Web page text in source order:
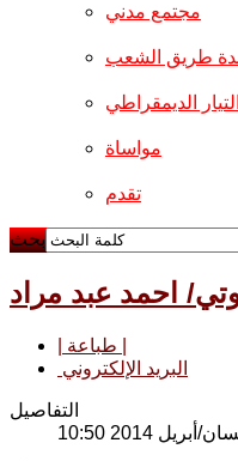
مجتمع مدني
طريق الشعب
التيار الديمقراطي
مواساة
تقدم
بحث
احمد عبد مراد
البريد الإلكتروني
التفاصيل